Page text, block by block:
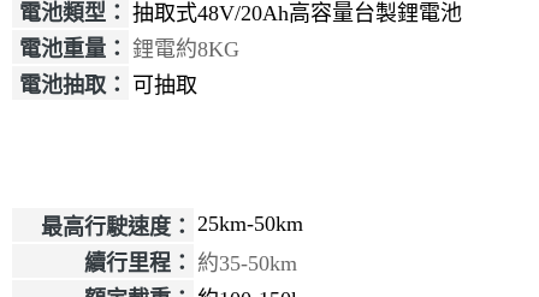
電池類型： 抽取式48V/20Ah高容量台製鋰電池
電池重量： 鋰電約8KG
電池抽取：
可抽取
最高行駛速度： 25km-50km
續行里程： 約35-50km